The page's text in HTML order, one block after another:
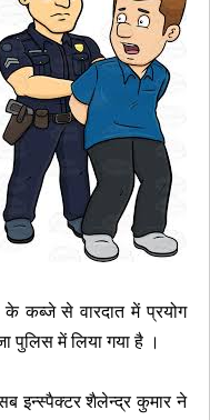
कब्जे से वारदात में प्रयोग
पुलिस में लिया गया है ।
इन्स्पैक्टर शैलेन्द्र कुमार ने